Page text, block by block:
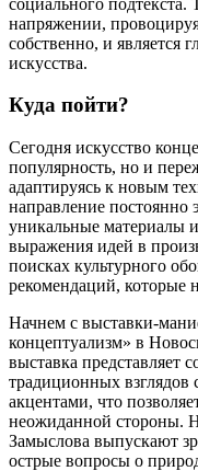
напряжении,
собственно, и является
искусства.
Куда пойти?
Сегодня искусство
популярность, но и
адаптируясь к новым
направление постоянно
уникальные материалы
выражения идей в
поисках культурного
рекомендаций, которые
Начнем с выставки-
концептуализм» в
выставка представляет
традиционных
акцентами, что
неожиданной стороны.
Замыслова выпускают
острые вопросы о